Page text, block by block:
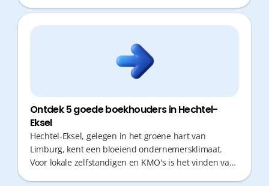
Ontdek 5 goede boekhouders in Hechtel-
Eksel
Hechtel-Eksel, gelegen in het groene hart van
Limburg, kent een bloeiend ondernemersklimaat.
Voor lokale zelfstandigen en KMO's is het vinden van